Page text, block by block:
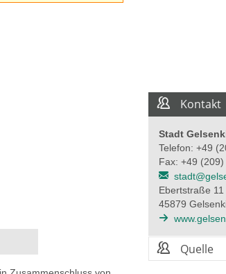
Kontakt
Stadt
Telefon: +49
Fax: +49
Ebertstraße 11
45879
Quelle